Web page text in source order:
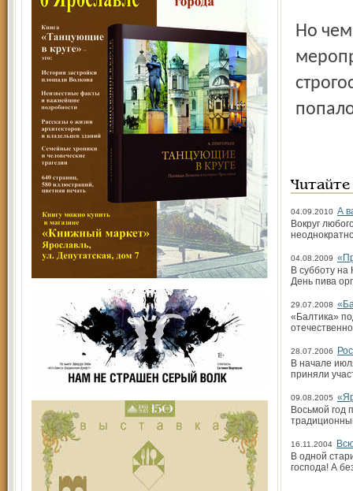
Но
04.09.2010 А
Вокруг
04.08.2009
В субботу
День пива
29.07.2008
«Балтика»
28.07.2006
В начале
приняли
09.08.2005
Восьмой год
16.11.2004
В одной
господа! А